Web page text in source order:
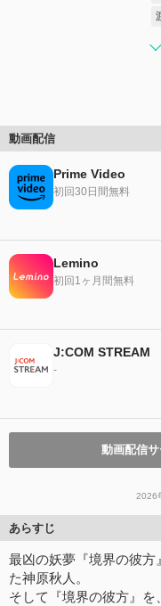
動画配信
Prime Video
初回30日間無料
Lemino
初回1ヶ月間無料
J:COM STREAM
-
動画配信
2026
あらすじ
最凶の妖夢『境界の彼方
た神原秋人。
そして『境界の彼方』